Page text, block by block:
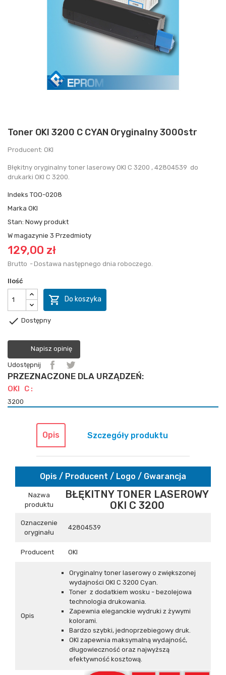
Toner OKI 3200 C CYAN Oryginalny 3000str
Producent: OKI
Błękitny oryginalny toner laserowy OKI C 3200 , 42804539 do
drukarki OKI C 3200.
Indeks TOO-0208
Marka OKI
Stan: Nowy produkt
W magazynie 3 Przedmioty
129,00 zł
Brutto Dostawa następnego dnia roboczego.
Ilość
 Do koszyka
 Dostępny
Napisz opinię
Udostępnij
PRZEZNACZONE DLA URZĄDZEŃ:
OKI C :
3200
Opis Szczegóły produktu
Opis / Producent / Logo / Gwarancja
Nazwa
produktu
BŁĘKITNY TONER LASEROWY
OKI C 3200
Oznaczenie
oryginału
42804539
Producent OKI
Opis
Oryginalny toner laserowy o zwiększonej
wydajności OKI C 3200 Cyan.
Toner z dodatkiem wosku - bezolejowa
technologia drukowania.
Zapewnia eleganckie wydruki z żywymi
kolorami.
Bardzo szybki, jednoprzebiegowy druk.
OKI zapewnia maksymalną wydajność,
długowieczność oraz najwyższą
efektywność kosztową.